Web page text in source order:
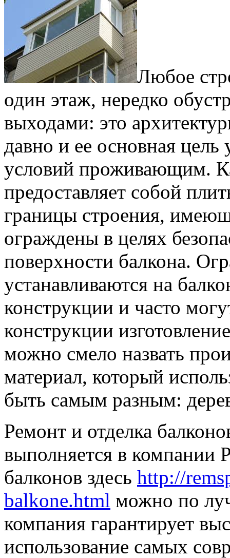
Любое
один этаж, нередко
выходами: это
давно и ее основная
условий проживающим.
предоставляет собой
границы строения,
ограждены в целях
поверхности балкона.
устанавливаются на
конструкции и часто
конструкции
можно смело назвать
материал, который
быть самым разным:
Ремонт и отделка
выполняется в компании
балконов здесь http://
balkone.html можно по
компания гарантирует
использование самых